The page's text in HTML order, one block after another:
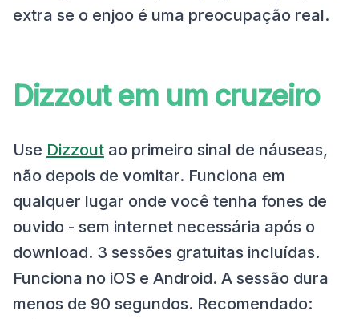
extra se o enjoo é uma preocupação real.
Dizzout em um cruzeiro
Use Dizzout ao primeiro sinal de náuseas,
não depois de vomitar. Funciona em
qualquer lugar onde você tenha fones de
ouvido - sem internet necessária após o
download. 3 sessões gratuitas incluídas.
Funciona no iOS e Android. A sessão dura
menos de 90 segundos. Recomendado: